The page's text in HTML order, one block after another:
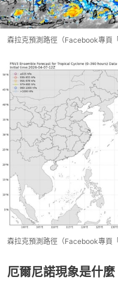
森拉克預測路徑（Facebook專頁
森拉克預測路徑（Facebook專頁
厄爾尼諾現象是什